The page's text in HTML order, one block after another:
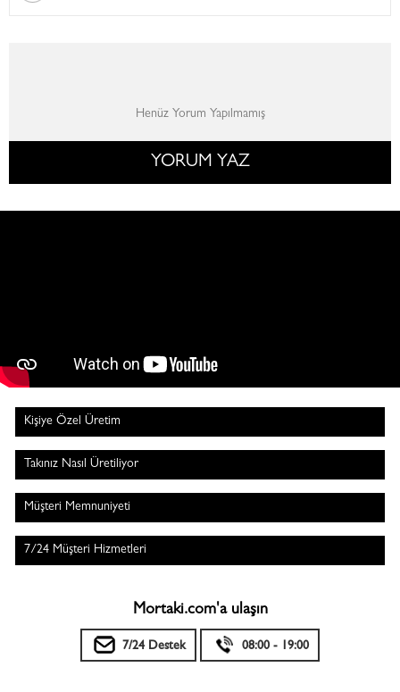
Henüz Yorum Yapılmamış
YORUM YAZ
Kişiye Özel Üretim
Takınız Nasıl Üretiliyor
Müşteri Memnuniyeti
7/24 Müşteri Hizmetleri
Mortaki.com'a ulaşın
7/24 Destek 08:00 - 19:00